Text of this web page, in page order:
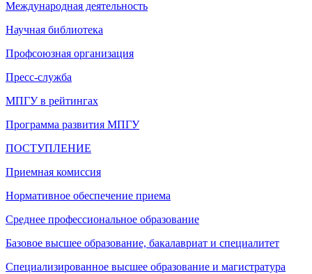
Международная деятельность
Научная библиотека
Профсоюзная организация
Пресс-служба
МПГУ в рейтингах
Программа развития МПГУ
ПОСТУПЛЕНИЕ
Приемная комиссия
Нормативное обеспечение приема
Среднее профессиональное образование
Базовое высшее образование, бакалавриат и специалитет
Специализированное высшее образование и магистратура